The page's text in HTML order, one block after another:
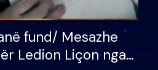
fund/ Mesazhe
Ledion Liçon nga